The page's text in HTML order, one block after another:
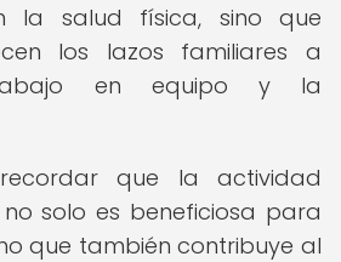
la salud física, sino que
los lazos familiares a
en equipo y la
que la actividad
solo es beneficiosa para
que también contribuye al